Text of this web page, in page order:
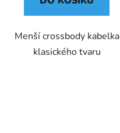
Menší crossbody kabelka
klasického tvaru